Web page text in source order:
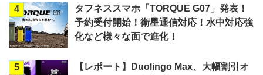
4
タフネススマホ「TORQUE G07」発表！
予約受付開始！衛星通信対応！水中対応強
化など様々な面で進化！
5
【レポート】Duolingo Max、大幅割引オ